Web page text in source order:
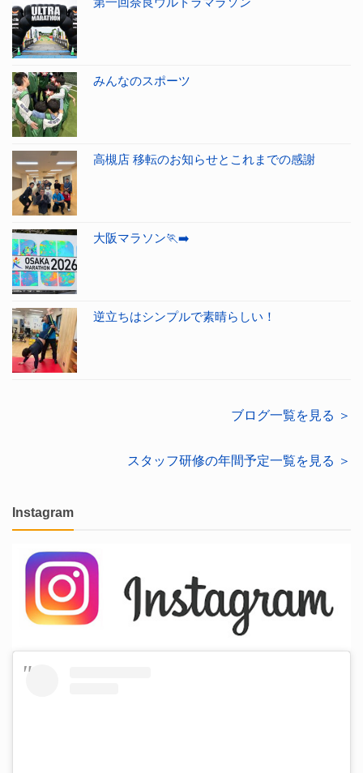
みんなのスポーツ
高槻店 移転のお知らせとこれまでの感謝
大阪マラソン🏃‍➡️
逆立ちはシンプルで素晴らしい！
ブログ一覧を見る ＞
スタッフ研修の年間予定一覧を見る ＞
Instagram